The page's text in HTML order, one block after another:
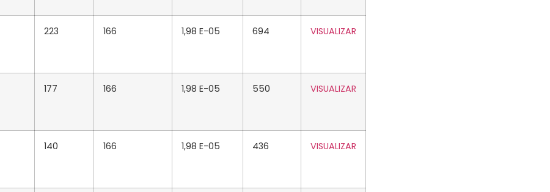
223 166 1,98 E-05 694 VISUALIZAR
177 166 1,98 E-05 550 VISUALIZAR
140 166 1,98 E-05 436 VISUALIZAR